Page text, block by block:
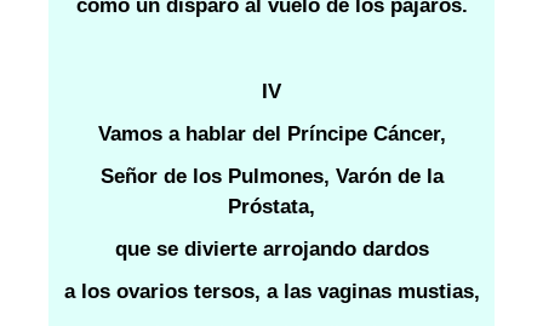
como un disparo al vuelo de los pájaros.
IV
Vamos a hablar del Príncipe Cáncer,
Señor de los Pulmones, Varón de la
Próstata,
que se divierte arrojando dardos
a los ovarios tersos, a las vaginas mustias,